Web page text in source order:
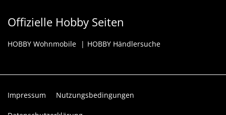
Offizielle Hobby Seiten
HOBBY Wohnmobile HOBBY Händlersuche
Impressum Nutzungsbedingungen